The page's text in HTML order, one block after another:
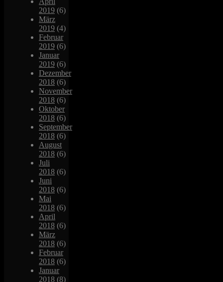
2019 (6)
März
2019 (4)
Februar
2019 (6)
Januar
2019 (6)
Dezember
2018 (6)
November
2018 (6)
Oktober
2018 (6)
September
2018 (6)
August
2018 (6)
Juli
2018 (6)
Juni
2018 (6)
Mai
2018 (6)
April
2018 (6)
März
2018 (6)
Februar
2018 (6)
Januar
2018 (8)